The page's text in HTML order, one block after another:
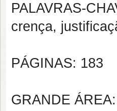
PALAVRAS-
crença,
PÁGINAS: 183
GRANDE